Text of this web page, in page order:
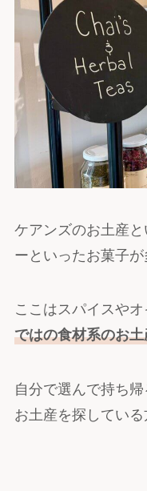
ケアンズのお土産
ーといったお菓子が
ここはスパイスや
ではの食材系のお土
自分で選んで持ち
お土産を探してい